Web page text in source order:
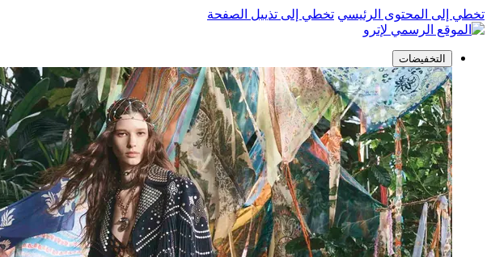
تخطي إلى المحتوى الرئيسي تخطي إلى تذييل الصفحة
التخفيضات